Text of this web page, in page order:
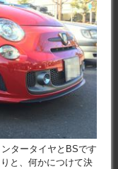
タータイヤとBSです
と、何かにつけて決